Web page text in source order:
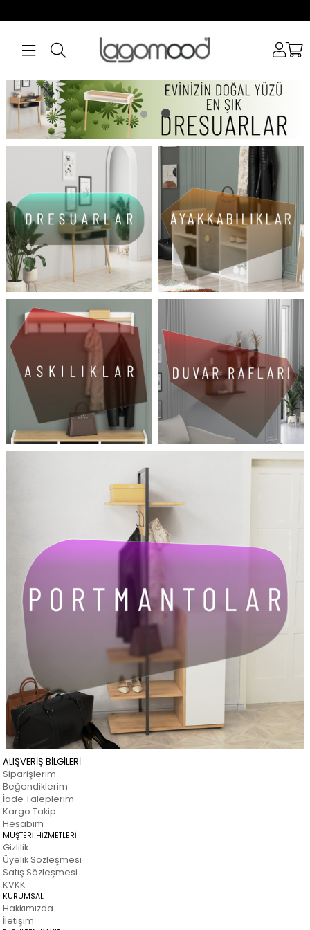
ALIŞVERİŞ BİLGİLERİ
Siparişlerim
Beğendiklerim
İade Taleplerim
Kargo Takip
Hesabım
MÜŞTERİ HİZMETLERİ
Gizlilik
Üyelik Sözleşmesi
Satış Sözleşmesi
KVKK
KURUMSAL
Hakkımızda
İletişim